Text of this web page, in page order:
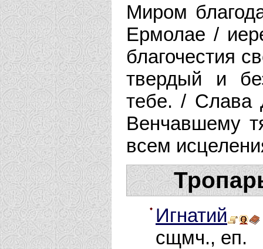
Миром
Ермолае /
благочестия
твердый и
тебе. / Слава
Венчавшему
всем
Игнатий
сщмч., еп.